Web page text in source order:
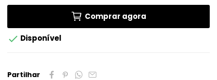
Comprar agora
 Disponível
Partilhar